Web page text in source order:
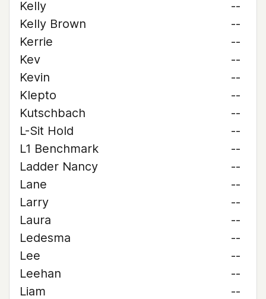
Kelly
--
Kelly Brown
--
Kerrie
--
Kev
--
Kevin
--
Klepto
--
Kutschbach
--
L-Sit Hold
--
L1 Benchmark
--
Ladder Nancy
--
Lane
--
Larry
--
Laura
--
Ledesma
--
Lee
--
Leehan
--
Liam
--